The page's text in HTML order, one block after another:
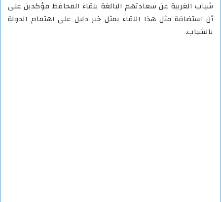
شباب الغربية عن سعادتهم البالغة بلقاء المحافظ مؤكدين على
أن استضافة مثل هذا اللقاء يمثل خير دليل على اهتمام الدولة
بالشباب.